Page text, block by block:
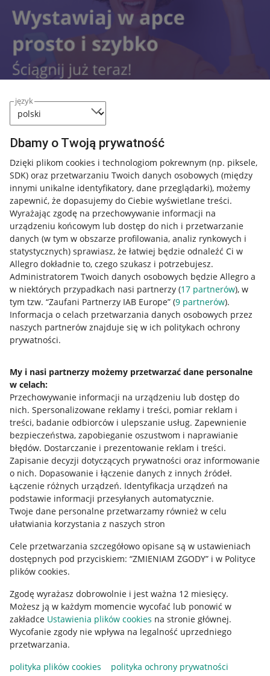
język
Dbamy o Twoją prywatność
Dzięki plikom cookies i technologiom pokrewnym (np. piksele,
SDK) oraz przetwarzaniu Twoich danych osobowych (między
innymi unikalne identyfikatory, dane przeglądarki), możemy
zapewnić, że dopasujemy do Ciebie wyświetlane treści.
Wyrażając zgodę na przechowywanie informacji na
urządzeniu końcowym lub dostęp do nich i przetwarzanie
danych (w tym w obszarze profilowania, analiz rynkowych i
statystycznych) sprawiasz, że łatwiej będzie odnaleźć Ci w
Allegro dokładnie to, czego szukasz i potrzebujesz.
Administratorem Twoich danych osobowych będzie Allegro a
w niektórych przypadkach nasi partnerzy (17 partnerów), w
tym tzw. “Zaufani Partnerzy IAB Europe” (9 partnerów).
Informacja o celach przetwarzania danych osobowych przez
naszych partnerów znajduje się w ich politykach ochrony
prywatności.
My i nasi partnerzy możemy przetwarzać dane personalne
w celach:
Przechowywanie informacji na urządzeniu lub dostęp do
nich. Spersonalizowane reklamy i treści, pomiar reklam i
treści, badanie odbiorców i ulepszanie usług. Zapewnienie
bezpieczeństwa, zapobieganie oszustwom i naprawianie
błędów. Dostarczanie i prezentowanie reklam i treści.
Zapisanie decyzji dotyczących prywatności oraz informowanie
o nich. Dopasowanie i łączenie danych z innych źródeł.
Łączenie różnych urządzeń. Identyfikacja urządzeń na
podstawie informacji przesyłanych automatycznie.
Twoje dane personalne przetwarzamy również w celu
ułatwiania korzystania z naszych stron
Cele przetwarzania szczegółowo opisane są w ustawieniach
dostępnych pod przyciskiem: “ZMIENIAM ZGODY” i w Polityce
plików cookies.
Zgodę wyrażasz dobrowolnie i jest ważna 12 miesięcy.
Możesz ją w każdym momencie wycofać lub ponowić w
zakładce Ustawienia plików cookies na stronie głównej.
Wycofanie zgody nie wpływa na legalność uprzedniego
przetwarzania.
polityka plików cookies
polityka ochrony prywatności
Przydatne informacje
Jak to działa
Napisz do nas
Allegro Gadane dla sprzedających
Allegro Gadane dla kupujących
Mapa miejscowości
Informacje prawne
Regulamin
Ustawienia plików "cookies"
Udostępnianie lokalizacji
Informacje dla Aktu o Usługach Cyfrowych
Pobierz aplikację
Korzystanie z serwisu oznacza akceptację regulaminu.